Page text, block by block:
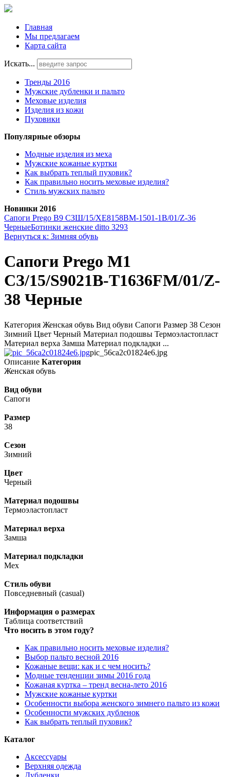
Главная
Мы предлагаем
Карта сайта
Искать...
Тренды 2016
Мужские дубленки и пальто
Меховые изделия
Изделия из кожи
Пуховики
Популярные обзоры
Модные изделия из меха
Мужские кожаные куртки
Как выбрать теплый пуховик?
Как правильно носить меховые изделия?
Стиль мужских пальто
Новинки 2016
Сапоги Prego B9 СЗШ/15/XE8158BM-1501-1B/01/Z-36
ЧерныеБотинки женские ditto 3293
Вернуться к: Зимняя обувь
Сапоги Prego M1
СЗ/15/S9021B-T1636FM/01/Z-
38 Черные
Категория Женская обувь Вид обуви Сапоги Размер 38 Сезон
Зимний Цвет Черный Материал подошвы Термоэластопласт
Материал верха Замша Материал подкладки ...
pic_56ca2c01824e6.jpg
Описание Категория
Женская обувь
Вид обуви
Сапоги
Размер
38
Сезон
Зимний
Цвет
Черный
Материал подошвы
Термоэластопласт
Материал верха
Замша
Материал подкладки
Мех
Стиль обуви
Повседневный (casual)
Информация о размерах
Таблица соответствий
Что носить в этом году?
Как правильно носить меховые изделия?
Выбор пальто весной 2016
Кожаные вещи: как и с чем носить?
Модные тенденции зимы 2016 года
Кожаная куртка – тренд весна-лето 2016
Мужские кожаные куртки
Особенности выбора женского зимнего пальто из кожи
Особенности мужских дубленок
Как выбрать теплый пуховик?
Каталог
Аксессуары
Верхняя одежда
Дубленки